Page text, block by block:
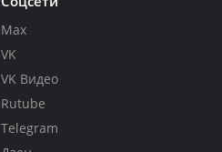
Max
VK
VK Видео
Rutube
Telegram